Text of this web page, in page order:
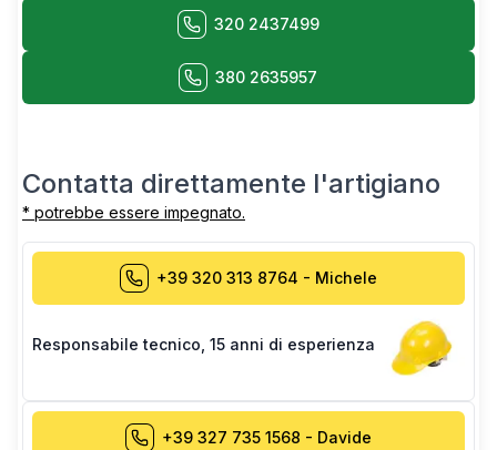
320 2437499
380 2635957
Contatta direttamente l'artigiano
* potrebbe essere impegnato.
+39 320 313 8764 - Michele
Responsabile tecnico 15 anni di esperienza
+39 327 735 1568 - Davide